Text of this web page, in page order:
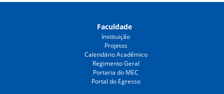
Faculdade
Instituição
Projetos
Calendário Acadêmico
Regimento Geral
Portaria do MEC
Portal do Egresso